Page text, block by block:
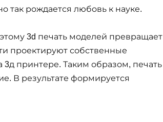
так рождается любовь к науке.
3d печать моделей превращает
проектируют собственные
принтере. Таким образом, печать
В результате формируется